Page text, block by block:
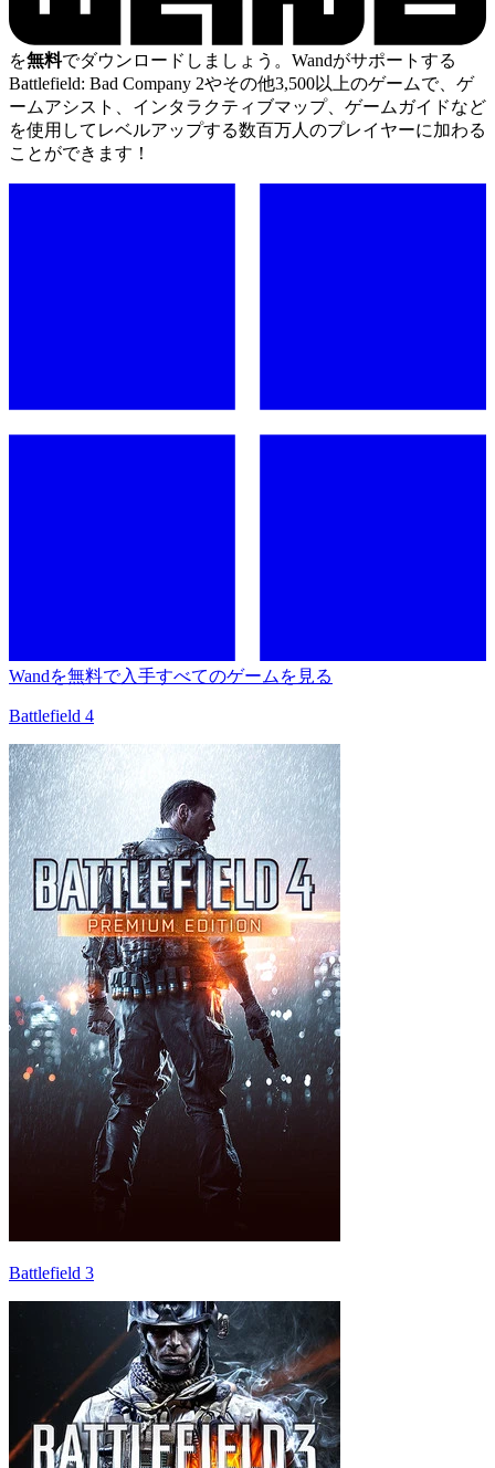
を無料でダウンロードしましょう。Wandがサポートする
Battlefield: Bad Company 2やその他3,500以上のゲームで、ゲ
ームアシスト、インタラクティブマップ、ゲームガイドなど
を使用してレベルアップする数百万人のプレイヤーに加わる
ことができます！
Wandを無料で入手すべてのゲームを見る
Battlefield 4
Battlefield 3